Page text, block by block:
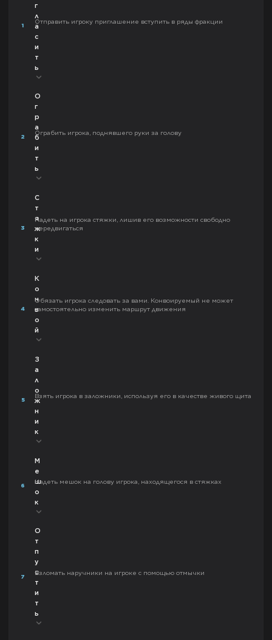
1
г
л
а
с
и
т
ь
Отправить игроку приглашение вступить в ряды фракции
2
О
г
р
а
б
и
т
ь
Ограбить игрока, поднявшего руки за голову
3
С
т
я
ж
к
и
Надеть на игрока стяжки, лишив его возможности свободно
передвигаться
4
К
о
н
в
о
й
Обязать игрока следовать за вами. Конвоируемый не может
самостоятельно изменить маршрут движения
5
З
а
л
о
ж
н
и
к
Взять игрока в заложники, используя его в качестве живого щита
6
М
е
ш
о
к
Надеть мешок на голову игрока, находящегося в стяжках
7
О
т
п
у
с
т
и
т
ь
Взломать наручники на игроке с помощью отмычки